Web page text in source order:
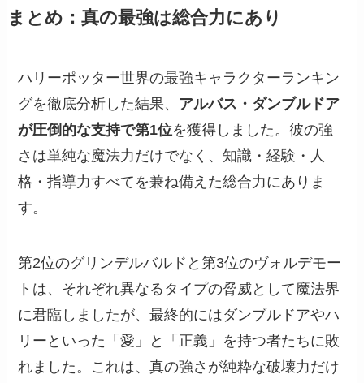
まとめ：真の最強は総合力にあり
ハリーポッター世界の最強キャラクターランキン
グを徹底分析した結果、 アルバス・ダンブルドア
が圧倒的な支持で第1位を獲得しました。彼の強
さは単純な魔法力だけでなく、知識・経験・人
格・指導力すべてを兼ね備えた総合力にありま
す。
第2位のグリンデルバルドと第3位のヴォルデモー
トは、それぞれ異なるタイプの脅威として魔法界
に君臨しましたが、最終的にはダンブルドアやハ
リーといった「愛」と「正義」を持つ者たちに敗
れました。これは、真の強さが純粋な破壊力だけ